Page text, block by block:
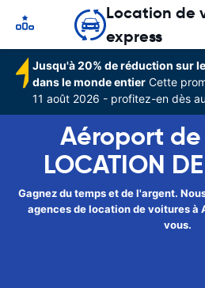
Location de
express
Jusqu'à 20% de réduction sur
dans le monde entier Cette
11 août 2026 - profitez-en dès
Aéroport
LOCATION
Gagnez du temps et de l'argent.
agences de location de voitures à
vous.